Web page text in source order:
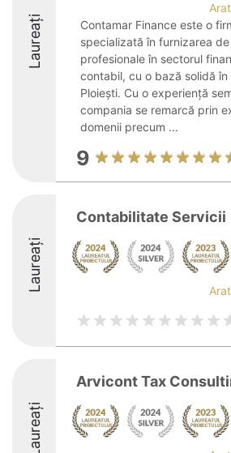
Laureați
Contamar Finance este o
specializată în furnizarea
profesionale în sectorul
contabil, cu o bază solidă în
Ploiești. Cu o experiență
compania se remarcă prin
domenii precum ...
9
Laureați
Contabilitate Servicii
Laureați
Arvicont Tax